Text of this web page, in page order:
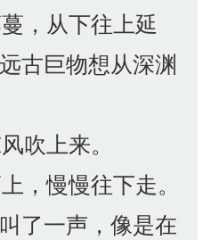
，从下往上延
古巨物想从深渊
吹上来。
，慢慢往下走。
了一声，像是在